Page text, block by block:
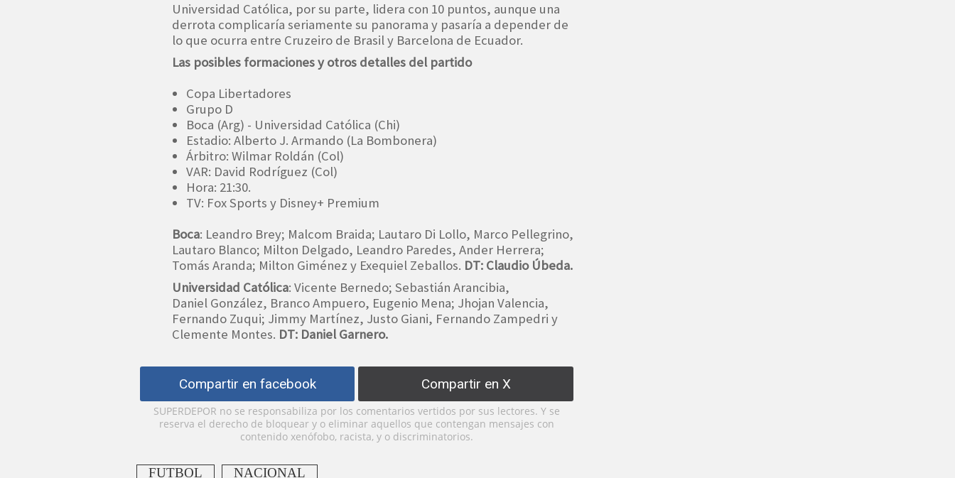
Universidad Católica, por su parte, lidera con 10 puntos, aunque una
derrota complicaría seriamente su panorama y pasaría a depender de
lo que ocurra entre Cruzeiro de Brasil y Barcelona de Ecuador.
Las posibles formaciones y otros detalles del partido
Copa Libertadores
Grupo D
Boca (Arg) - Universidad Católica (Chi)
Estadio: Alberto J. Armando (La Bombonera)
Árbitro: Wilmar Roldán (Col)
VAR: David Rodríguez (Col)
Hora: 21:30.
TV: Fox Sports y Disney+ Premium
Boca: Leandro Brey; Malcom Braida; Lautaro Di Lollo, Marco Pellegrino,
Lautaro Blanco; Milton Delgado, Leandro Paredes, Ander Herrera;
Tomás Aranda; Milton Giménez y Exequiel Zeballos. DT: Claudio Úbeda.
Universidad Católica: Vicente Bernedo; Sebastián Arancibia,
Daniel González, Branco Ampuero, Eugenio Mena; Jhojan Valencia,
Fernando Zuqui; Jimmy Martínez, Justo Giani, Fernando Zampedri y
Clemente Montes. DT: Daniel Garnero.
Compartir en facebook Compartir en X
SUPERDEPOR no se responsabiliza por los comentarios vertidos por sus lectores. Y se
reserva el derecho de bloquear y o eliminar aquellos que contengan mensajes con
contenido xenófobo, racista, y o discriminatorios.
FUTBOL NACIONAL